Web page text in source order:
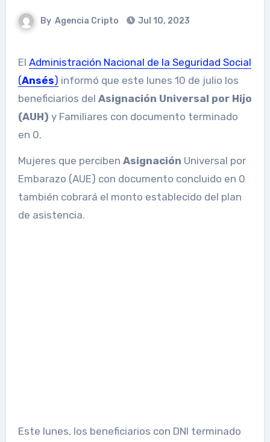
By Agencia Cripto Jul 10, 2023
El Administración Nacional de la Seguridad Social
(Ansés) informó que este lunes 10 de julio los
beneficiarios del Asignación Universal por Hijo
(AUH) y Familiares con documento terminado
en 0.
Mujeres que perciben Asignación Universal por
Embarazo (AUE) con documento concluido en 0
también cobrará el monto establecido del plan
de asistencia.
Este lunes, los beneficiarios con DNI terminado